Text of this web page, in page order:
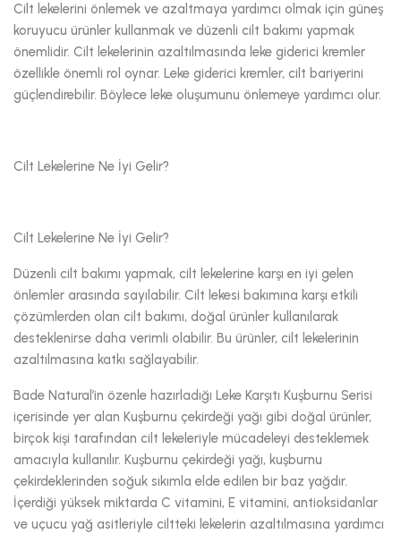
Cilt lekelerini önlemek ve azaltmaya yardımcı olmak için güneş
koruyucu ürünler kullanmak ve düzenli cilt bakımı yapmak
önemlidir. Cilt lekelerinin azaltılmasında leke giderici kremler
özellikle önemli rol oynar. Leke giderici kremler, cilt bariyerini
güçlendirebilir. Böylece leke oluşumunu önlemeye yardımcı olur.
Cilt Lekelerine Ne İyi Gelir?
Cilt Lekelerine Ne İyi Gelir?
Düzenli cilt bakımı yapmak, cilt lekelerine karşı en iyi gelen
önlemler arasında sayılabilir. Cilt lekesi bakımına karşı etkili
çözümlerden olan cilt bakımı, doğal ürünler kullanılarak
desteklenirse daha verimli olabilir. Bu ürünler, cilt lekelerinin
azaltılmasına katkı sağlayabilir.
Bade Natural’in özenle hazırladığı Leke Karşıtı Kuşburnu Serisi
içerisinde yer alan Kuşburnu çekirdeği yağı gibi doğal ürünler,
birçok kişi tarafından cilt lekeleriyle mücadeleyi desteklemek
amacıyla kullanılır. Kuşburnu çekirdeği yağı, kuşburnu
çekirdeklerinden soğuk sıkımla elde edilen bir baz yağdır.
İçerdiği yüksek miktarda C vitamini, E vitamini, antioksidanlar
ve uçucu yağ asitleriyle ciltteki lekelerin azaltılmasına yardımcı